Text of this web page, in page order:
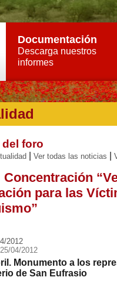
Documentación
Descarga nuestros
informes
foro
Ver todas las noticias
Concentración
para las
2012
04/2012
Monumento a los
de San Eufrasio